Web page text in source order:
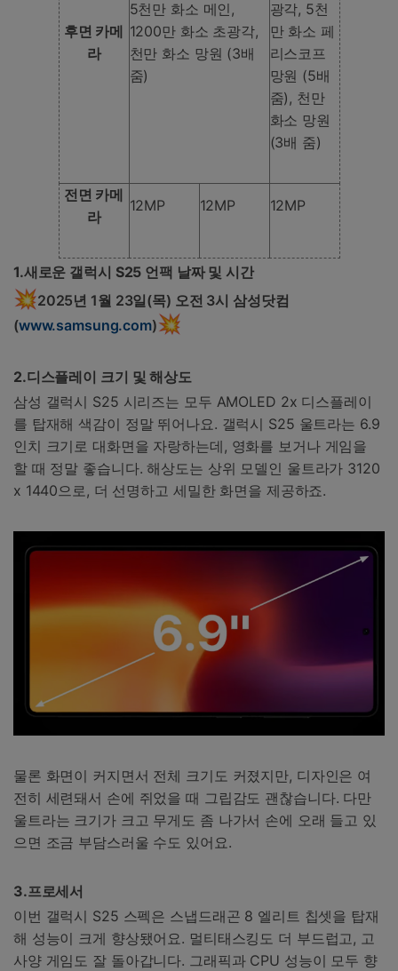
후면 카메
라
5천만 화소 메인,
1200만 화소 초광각,
천만 화소 망원 (3배
줌)
광각, 5천
만 화소 페
리스코프
망원 (5배
줌), 천만
화소 망원
(3배 줌)
전면 카메
라
12MP 12MP 12MP
1.새로운 갤럭시 S25 언팩 날짜 및 시간
💥2025년 1월 23일(목) 오전 3시 삼성닷컴
(www.samsung.com)💥
2.디스플레이 크기 및 해상도
삼성 갤럭시 S25 시리즈는 모두 AMOLED 2x 디스플레이
를 탑재해 색감이 정말 뛰어나요. 갤럭시 S25 울트라는 6.9
인치 크기로 대화면을 자랑하는데, 영화를 보거나 게임을
할 때 정말 좋습니다. 해상도는 상위 모델인 울트라가 3120
x 1440으로, 더 선명하고 세밀한 화면을 제공하죠.
물론 화면이 커지면서 전체 크기도 커졌지만, 디자인은 여
전히 세련돼서 손에 쥐었을 때 그립감도 괜찮습니다. 다만
울트라는 크기가 크고 무게도 좀 나가서 손에 오래 들고 있
으면 조금 부담스러울 수도 있어요.
3.프로세서
이번 갤럭시 S25 스펙은 스냅드래곤 8 엘리트 칩셋을 탑재
해 성능이 크게 향상됐어요. 멀티태스킹도 더 부드럽고, 고
사양 게임도 잘 돌아갑니다. 그래픽과 CPU 성능이 모두 향